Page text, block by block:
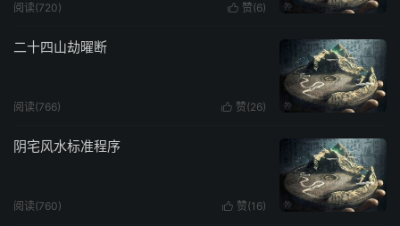
 赞(6)
阅读(720)
二十四山劫曜断
 赞(26)
阅读(766)
阴宅风水标准程序
 赞(16)
阅读(760)